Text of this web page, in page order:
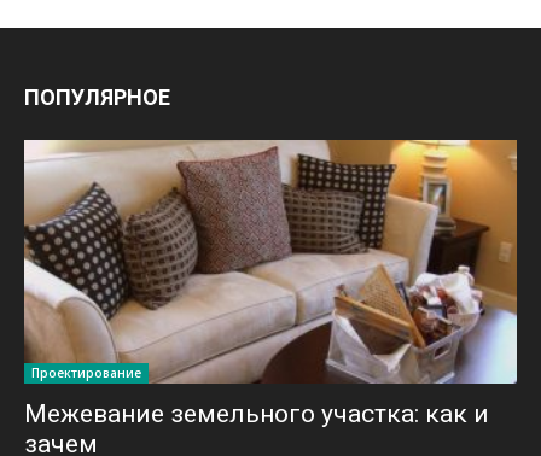
ПОПУЛЯРНОЕ
Проектирование
Межевание земельного участка: как и
зачем